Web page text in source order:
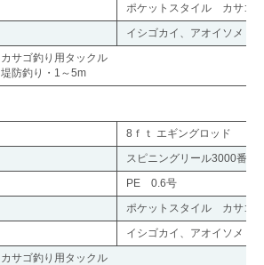
ポケットスタイル カサゴ
イシゴカイ、アオイソメ
カサゴ釣り用タックル
堤防釣り・1～5m
8ｆｔ エギングロッド
スピニングリール3000番
PE 0.6号
ポケットスタイル カサゴ
イシゴカイ、アオイソメ
カサゴ釣り用タックル